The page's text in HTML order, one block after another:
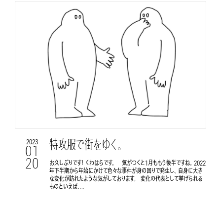
2023
01
20
特攻服で街をゆく。
お久しぶりです！ くわはらです。 気がつくと1月ももう後半ですね。 2022
年下半期から年始にかけて色々な事件が身の回りで発生し、 自身に大き
な変化が訪れたような気がしております。 変化の代表として挙げられる
ものといえば、...